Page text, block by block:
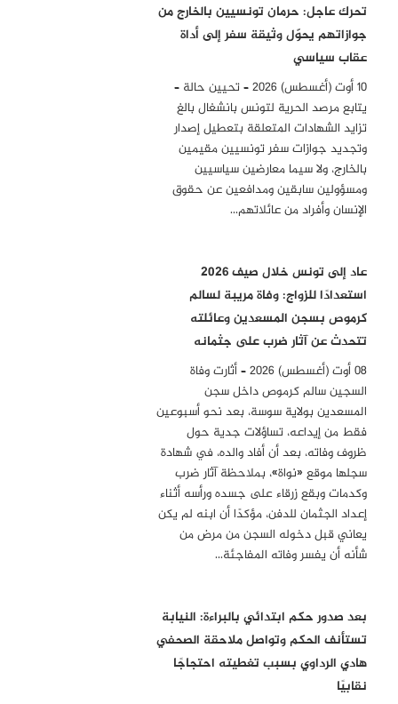
تحرك عاجل: حرمان تونسيين بالخارج من
جوازاتهم يحوّل وثيقة سفر إلى أداة
عقاب سياسي
10 أوت (أغسطس) 2026 – تحيين حالة –
يتابع مرصد الحرية لتونس بانشغال بالغ
تزايد الشهادات المتعلقة بتعطيل إصدار
وتجديد جوازات سفر تونسيين مقيمين
بالخارج، ولا سيما معارضين سياسيين
ومسؤولين سابقين ومدافعين عن حقوق
الإنسان وأفراد من عائلاتهم…
عاد إلى تونس خلال صيف 2026
استعدادًا للزواج: وفاة مريبة لسالم
كرموص بسجن المسعدين وعائلته
تتحدث عن آثار ضرب على جثمانه
08 أوت (أغسطس) 2026 – أثارت وفاة
السجين سالم كرموص داخل سجن
المسعدين بولاية سوسة، بعد نحو أسبوعين
فقط من إيداعه، تساؤلات جدية حول
ظروف وفاته، بعد أن أفاد والده، في شهادة
سجلها موقع «نواة»، بملاحظة آثار ضرب
وكدمات وبقع زرقاء على جسده ورأسه أثناء
إعداد الجثمان للدفن، مؤكدًا أن ابنه لم يكن
يعاني قبل دخوله السجن من مرض من
شأنه أن يفسر وفاته المفاجئة…
بعد صدور حكم ابتدائي بالبراءة: النيابة
تستأنف الحكم وتواصل ملاحقة الصحفي
هادي الرداوي بسبب تغطيته احتجاجًا
نقابيًا